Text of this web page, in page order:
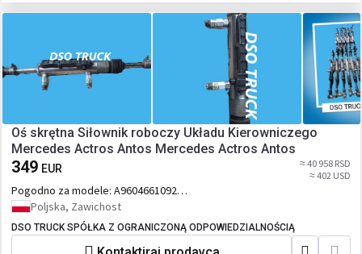
Oś skrętna Siłownik roboczy Układu Kierowniczego
Mercedes Actros Antos Mercedes Actros Antos
349 EUR
≈ 40 958 RSD
≈ 402 USD
Pogodno za modele: A9604661092
BOSCH 8346974252 ZFLS 001286Poljska, Zawichost
DSO TRUCK SPÓŁKA Z OGRANICZONĄ ODPOWIEDZIALNOŚCIĄ